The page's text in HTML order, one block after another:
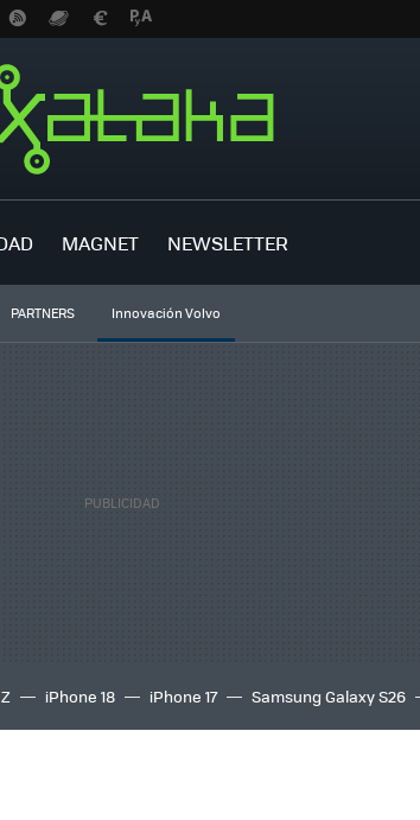
MAGNET NEWSLETTER
PARTNERS Innovación Volvo
iPhone 18 iPhone 17 Samsung Galaxy S26